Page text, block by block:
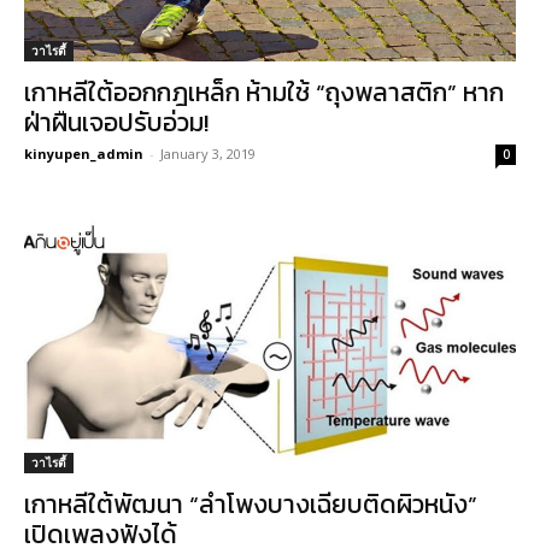
วาไรตี้
เกาหลีใต้ออกกฎเหล็ก ห้ามใช้ “ถุงพลาสติก” หาก
ฝ่าฝืนเจอปรับอ่วม!
kinyupen_admin - January 3, 2019 0
วาไรตี้
เกาหลีใต้พัฒนา “ลำโพงบางเฉียบติดผิวหนัง”
เปิดเพลงฟังได้